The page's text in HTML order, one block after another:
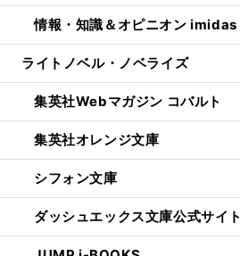
情報・知識＆オピニオン imidas
ライトノベル・ノベライズ
集英社Webマガジン コバルト
集英社オレンジ文庫
シフォン文庫
ダッシュエックス文庫公式サイト